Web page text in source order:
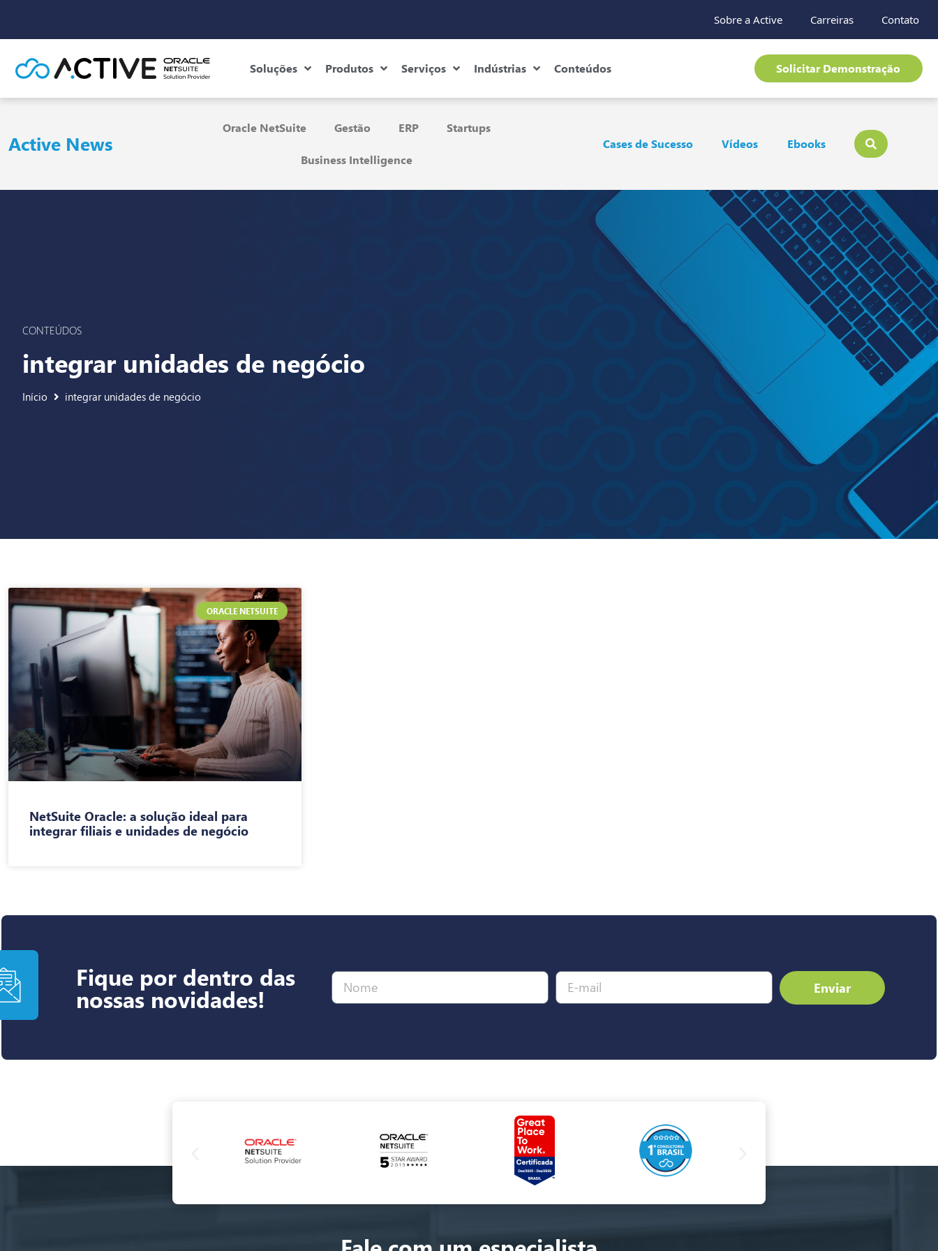
Sobre a Active Carreiras Contato
Soluções Produtos Serviços Indústrias Conteúdos Solicitar Demonstração
Active News
Oracle NetSuite Gestão ERP Startups
Business Intelligence
Cases de Sucesso Vídeos Ebooks
CONTEÚDOS
integrar unidades de negócio
Início integrar unidades de negócio
ORACLE NETSUITE
NetSuite Oracle: a solução ideal para
integrar filiais e unidades de negócio
Fique por dentro das
nossas novidades! Enviar